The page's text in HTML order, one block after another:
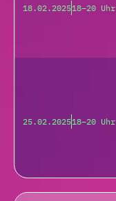
18.02.202518–20 Uhr
25.02.202518–20 Uhr